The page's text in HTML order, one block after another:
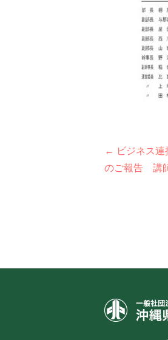
投
稿
ゲ
シ
← ビジネス
のご報告 講